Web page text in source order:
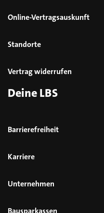
Online-Vertragsauskunft
Standorte
Vertrag widerrufen
Deine LBS
Barrierefreiheit
Karriere
Unternehmen
Bausparkassen